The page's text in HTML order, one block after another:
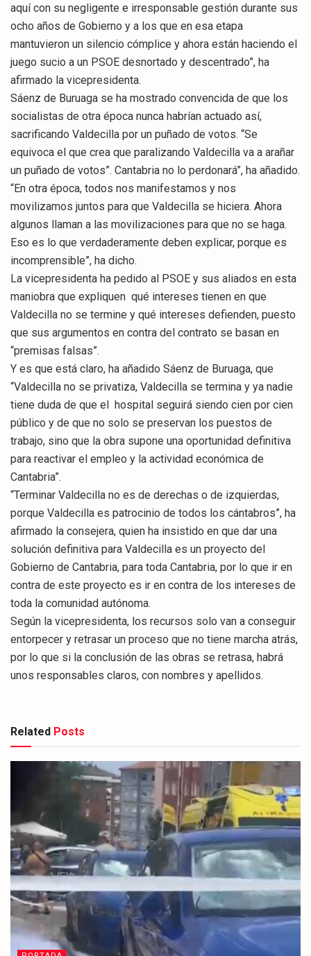
aquí con su negligente e irresponsable gestión durante sus
ocho años de Gobierno y a los que en esa etapa
mantuvieron un silencio cómplice y ahora están haciendo el
juego sucio a un PSOE desnortado y descentrado”, ha
afirmado la vicepresidenta.
Sáenz de Buruaga se ha mostrado convencida de que los
socialistas de otra época nunca habrían actuado así,
sacrificando Valdecilla por un puñado de votos. “Se
equivoca el que crea que paralizando Valdecilla va a arañar
un puñado de votos”. Cantabria no lo perdonará”, ha añadido.
“En otra época, todos nos manifestamos y nos
movilizamos juntos para que Valdecilla se hiciera. Ahora
algunos llaman a las movilizaciones para que no se haga.
Eso es lo que verdaderamente deben explicar, porque es
incomprensible”, ha dicho.
La vicepresidenta ha pedido al PSOE y sus aliados en esta
maniobra que expliquen qué intereses tienen en que
Valdecilla no se termine y qué intereses defienden, puesto
que sus argumentos en contra del contrato se basan en
“premisas falsas”.
Y es que está claro, ha añadido Sáenz de Buruaga, que
“Valdecilla no se privatiza, Valdecilla se termina y ya nadie
tiene duda de que el hospital seguirá siendo cien por cien
público y de que no solo se preservan los puestos de
trabajo, sino que la obra supone una oportunidad definitiva
para reactivar el empleo y la actividad económica de
Cantabria”.
“Terminar Valdecilla no es de derechas o de izquierdas,
porque Valdecilla es patrocinio de todos los cántabros”, ha
afirmado la consejera, quien ha insistido en que dar una
solución definitiva para Valdecilla es un proyecto del
Gobierno de Cantabria, para toda Cantabria, por lo que ir en
contra de este proyecto es ir en contra de los intereses de
toda la comunidad autónoma.
Según la vicepresidenta, los recursos solo van a conseguir
entorpecer y retrasar un proceso que no tiene marcha atrás,
por lo que si la conclusión de las obras se retrasa, habrá
unos responsables claros, con nombres y apellidos.
Related Posts